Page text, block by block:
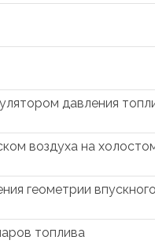
давления
воздуха на
геометрии
топлива